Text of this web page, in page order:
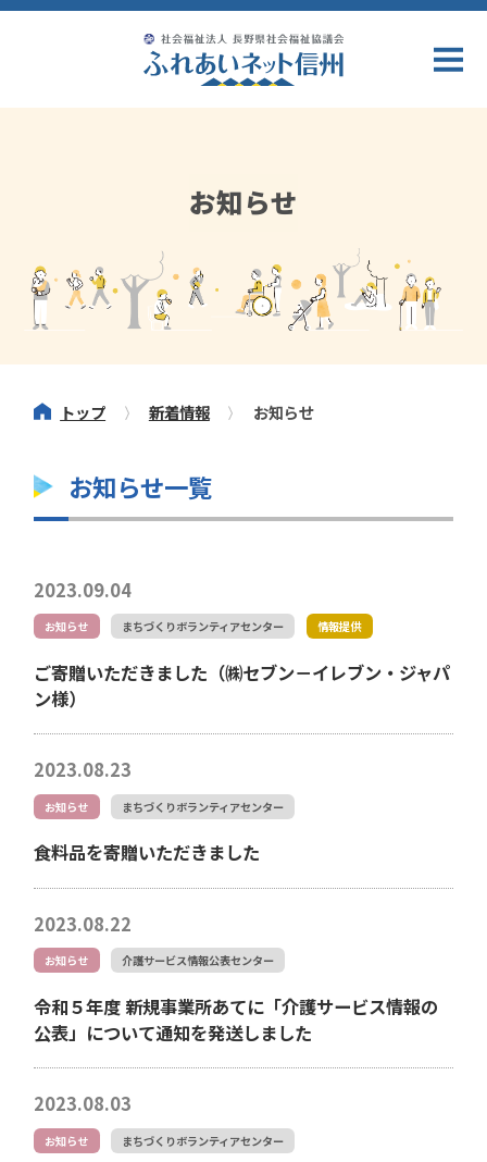
お知らせ
トップ 新着情報 お知らせ
お知らせ一覧
2023.09.04
お知らせ まちづくりボランティアセンター 情報提供
ご寄贈いただきました（㈱セブン－イレブン・ジャパ
ン様）
2023.08.23
お知らせ まちづくりボランティアセンター
食料品を寄贈いただきました
2023.08.22
お知らせ 介護サービス情報公表センター
令和５年度 新規事業所あてに「介護サービス情報の
公表」について通知を発送しました
2023.08.03
お知らせ まちづくりボランティアセンター